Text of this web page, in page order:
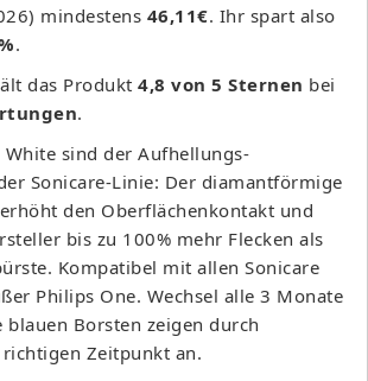
mindestens 46,11€. Ihr spart also
.
das Produkt 4,8 von 5 Sternen bei
.
sind der Aufhellungs-
Sonicare-Linie: Der diamantförmige
den Oberflächenkontakt und
bis zu 100% mehr Flecken als
Kompatibel mit allen Sonicare
Philips One. Wechsel alle 3 Monate
Borsten zeigen durch
Zeitpunkt an.